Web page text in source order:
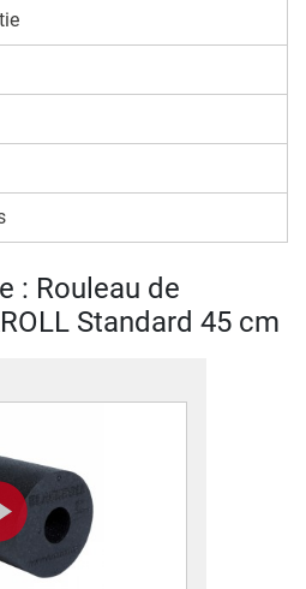
: Rouleau de
Standard 45 cm